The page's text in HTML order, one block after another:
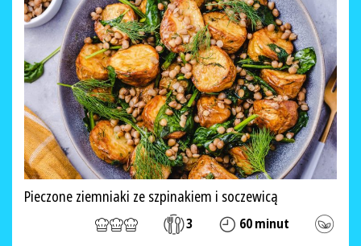
Pieczone ziemniaki ze szpinakiem i soczewicą
3 60 minut